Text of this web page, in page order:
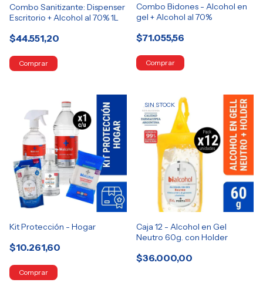
Combo Sanitizante: Dispenser
Escritorio + Alcohol al 70% 1L
$44.551,20
Combo Bidones - Alcohol en
gel + Alcohol al 70%
$71.055,56
Kit Protección - Hogar
$10.261,60
SIN STOCK
Caja 12 - Alcohol en Gel
Neutro 60g. con Holder
$36.000,00